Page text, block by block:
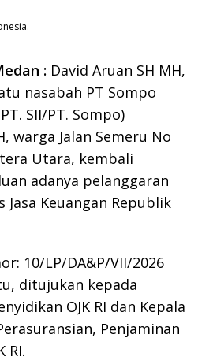
: David Aruan SH MH,
nasabah PT Sompo
SII/PT. Sompo)
warga Jalan Semeru No
Utara, kembali
adanya pelanggaran
Keuangan Republik
10/LP/DA&P/VII/2026
ditujukan kepada
OJK RI dan Kepala
Penjaminan
RI.